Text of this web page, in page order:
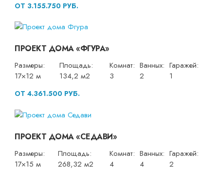
ОТ 3.155.750 РУБ.
ПРОЕКТ ДОМА «ФГУРА»
Размеры:
17×12 м
Площадь:
134,2 м2
Комнат:
3
Ванных:
2
Гаражей:
1
ОТ 4.361.500 РУБ.
ПРОЕКТ ДОМА «СЕДАВИ»
Размеры:
17×15 м
Площадь:
268,32 м2
Комнат:
4
Ванных:
4
Гаражей:
2